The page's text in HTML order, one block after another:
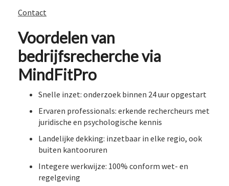
Contact
Voordelen van
bedrijfsrecherche via
MindFitPro
Snelle inzet: onderzoek binnen 24 uur opgestart
Ervaren professionals: erkende rechercheurs met
juridische en psychologische kennis
Landelijke dekking: inzetbaar in elke regio, ook
buiten kantooruren
Integere werkwijze: 100% conform wet- en
regelgeving